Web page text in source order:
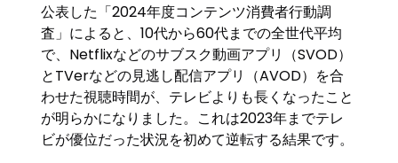
公表した「2024年度コンテンツ消費者行動調
査」によると、10代から60代までの全世代平均
で、Netflixなどのサブスク動画アプリ（SVOD）
とTVerなどの見逃し配信アプリ（AVOD）を合
わせた視聴時間が、テレビよりも長くなったこと
が明らかになりました。これは2023年までテレ
ビが優位だった状況を初めて逆転する結果です。